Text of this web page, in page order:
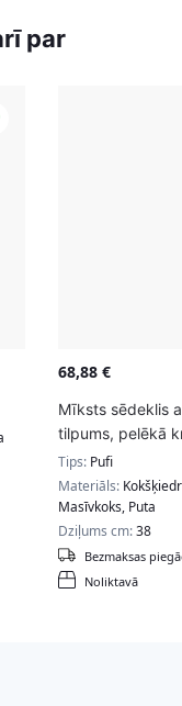
par
68,88 €
Mīksts sēdeklis
tilpums, pelēkā
Tips: Pufi
Materiāls:
Masīvkoks, Puta
Dziļums cm:38
Noliktavā
Bezmaksas